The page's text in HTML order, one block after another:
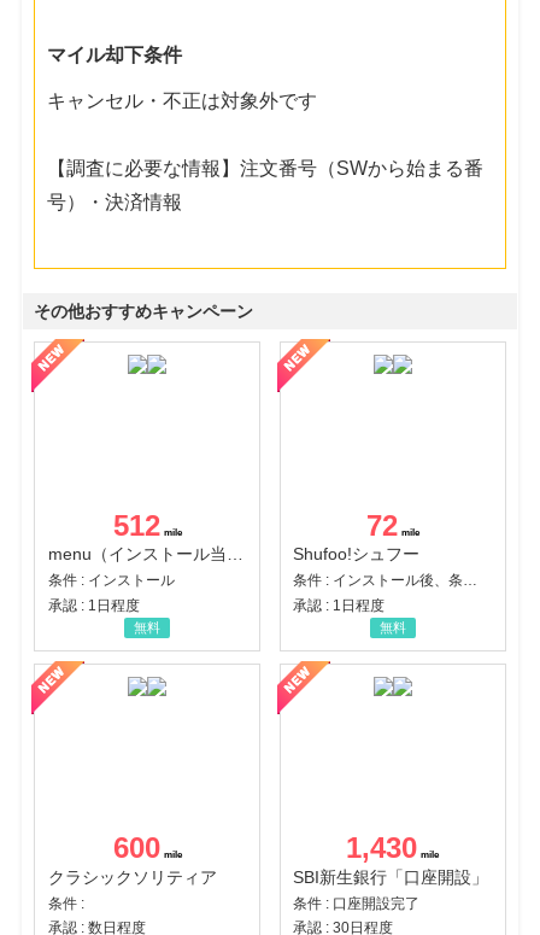
マイル却下条件
キャンセル・不正は対象外です
【調査に必要な情報】注文番号（SWから始まる番
号）・決済情報
その他おすすめキャンペーン
512
menu（インストール当日に指定のクーポンコード経由で1,500円（税込）以上の初回注文完了）（Android）
条件 : インストール
承認 : 1日程度
無料
72
Shufoo!シュフー
条件 : インストール後、条件達成
承認 : 1日程度
無料
600
クラシックソリティア
条件 :
承認 : 数日程度
1,430
SBI新生銀行「口座開設」
条件 : 口座開設完了
承認 : 30日程度